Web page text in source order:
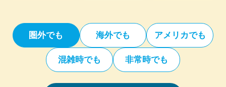
圏外でも 海外でも アメリカでも
混雑時でも 非常時でも